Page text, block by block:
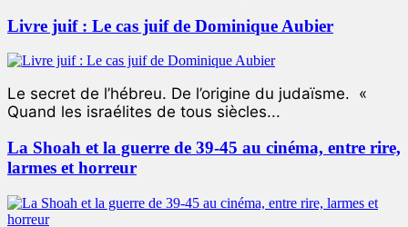
Livre juif : Le cas juif de Dominique Aubier
Le secret de l’hébreu. De l’origine du judaïsme. «
Quand les israélites de tous siècles...
La Shoah et la guerre de 39-45 au cinéma, entre rire,
larmes et horreur